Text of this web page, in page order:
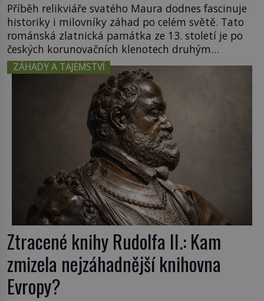
Příběh relikviáře svatého Maura dodnes fascinuje
historiky i milovníky záhad po celém světě. Tato
románská zlatnická památka ze 13. století je po
českých korunovačních klenotech druhým
nejcennějším movitým majetkem v České
republice. Přestože byl klenot v roce 1985 po
dramatickém pátrání kriminalistů úspěšně
nalezen, jeho minulost stále obestírá hustá mlha.
Otázky, jak přesně se tato […]
ZÁHADY A TAJEMSTVÍ
Ztracené knihy Rudolfa II.: Kam
zmizela nejzáhadnější knihovna
Evropy?